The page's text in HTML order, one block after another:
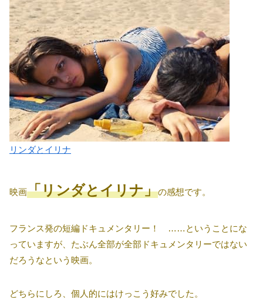
リンダとイリナ
映画「リンダとイリナ」の感想です。
フランス発の短編ドキュメンタリー！ ……ということにな
っていますが、たぶん全部が全部ドキュメンタリーではない
だろうなという映画。
どちらにしろ、個人的にはけっこう好みでした。